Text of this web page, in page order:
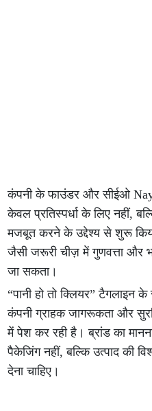
कंपनी के फाउंडर और सीईओ
केवल प्रतिस्पर्धा के लिए नहीं,
मजबूत करने के उद्देश्य से शुरू
जैसी जरूरी चीज़ में गुणवत्ता और
जा सकता।
“पानी हो तो क्लियर”
कंपनी ग्राहक जागरूकता और
में पेश कर रही है। ब्रांड का
पैकेजिंग नहीं, बल्कि उत्पाद की
देना चाहिए।